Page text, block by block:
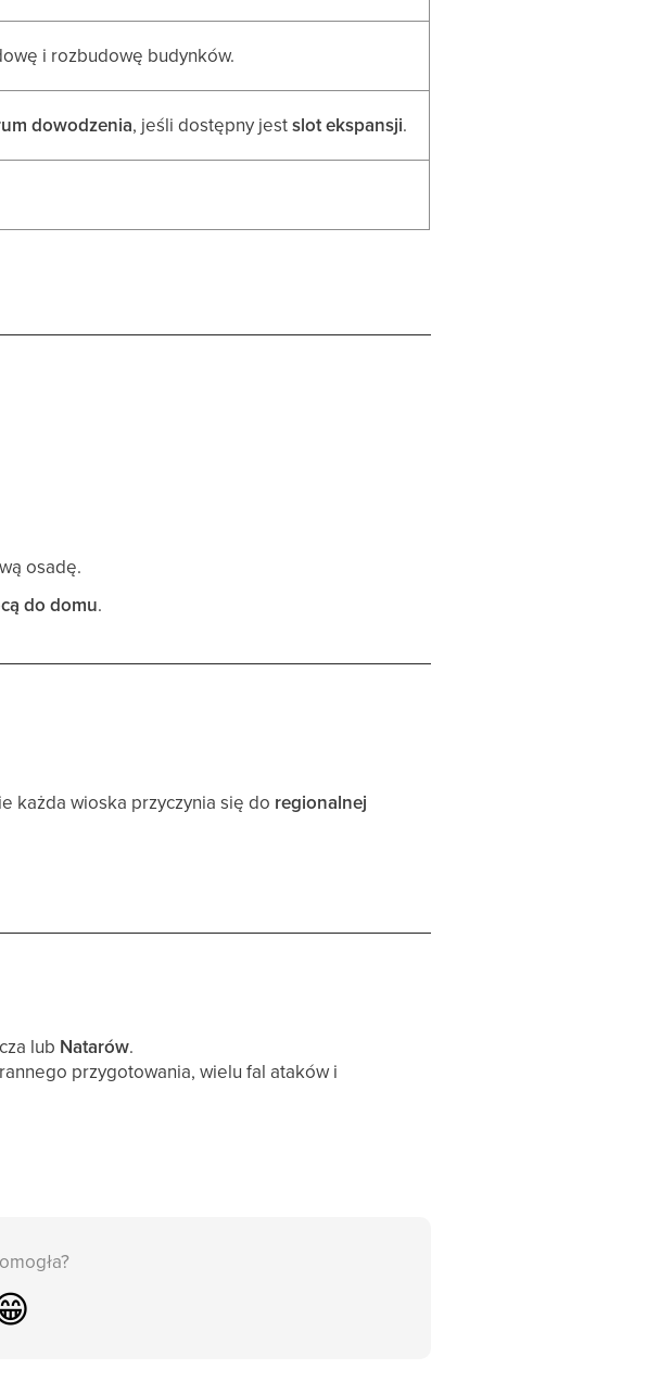
i rozbudowę budynków.
dowodzenia, jeśli dostępny jestslot ekspansji.
osadę.
do domu.
każda wioska przyczynia się do regionalnej
lub Natarów.
przygotowania, wielu fal ataków i